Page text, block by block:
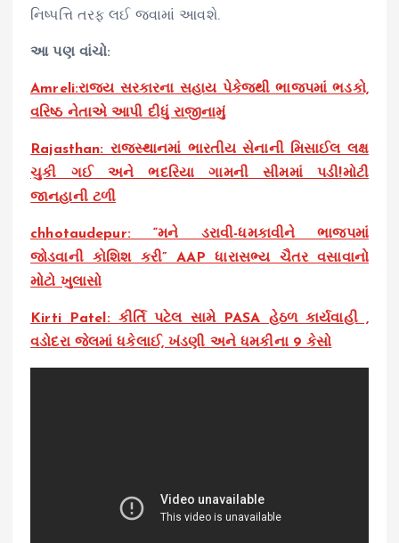
નિષ્પત્તિ તરફ લઈ જવામાં આવશે.
આ પણ વાંચો:
Amreli:રાજ્ય સરકારના સહાય પેકેજથી ભાજપમાં ભડકો,
વરિષ્ઠ નેતાએ આપી દીધું રાજીનામું
Rajasthan: રાજસ્થાનમાં ભારતીય સેનાની મિસાઈલ લક્ષ
ચુકી ગઈ અને ભદરિયા ગામની સીમમાં પડી!મોટી
જાનહાની ટળી
chhotaudepur: “મને ડરાવી-ધમકાવીને ભાજપમાં
જોડવાની કોશિશ કરી” AAP ધારાસભ્ય ચૈતર વસાવાનો
મોટો ખુલાસો
Kirti Patel: કીર્તિ પટેલ સામે PASA હેઠળ કાર્યવાહી ,
વડોદરા જેલમાં ધકેલાઈ, ખંડણી અને ધમકીના 9 કેસો